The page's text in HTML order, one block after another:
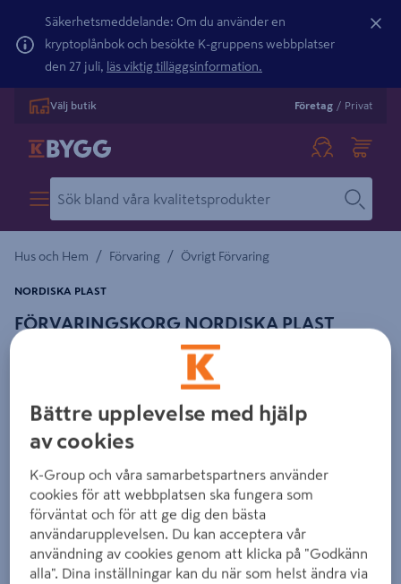
Säkerhetsmeddelande: Om du använder en
kryptoplånbok och besökte K-gruppens webbplatser
den 27 juli, läs viktig tilläggsinformation.
Välj butik Företag / Privat
Hus och Hem / Förvaring / Övrigt Förvaring
FÖRVARINGSKORG NORDISKA PLAST
NORDISKA PLAST
Detaljerad beskrivning finns i produktbeskrivningsområdet
Bättre upplevelse med hjälp
av cookies
K-Group och våra samarbetspartners använder
cookies för att webbplatsen ska fungera som
förväntat och för att ge dig den bästa
användarupplevelsen. Du kan acceptera vår
användning av cookies genom att klicka på "Godkänn
alla". Dina inställningar kan du när som helst ändra via